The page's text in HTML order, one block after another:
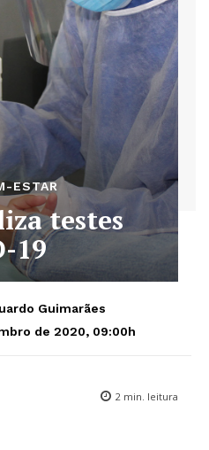
ESTAR
testes
19
Guimarães
de 2020, 09:00h
2 min. leitura